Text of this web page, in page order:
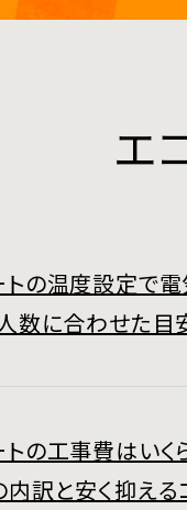
エ
トの温度設定で
数に合わせた目
の工事費はいく
内訳と安く抑える